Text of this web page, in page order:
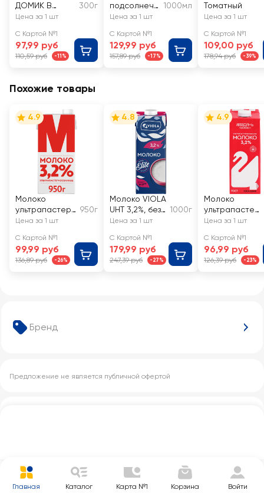
Бренд
Предложение не является публичной офертой
ДОМИК В
ДЕРЕВНЕ 20%,
300г
Цена за 1 шт
С Картой №1
97,99 руб
110,59 руб -11%
подсолнечн
ое ОЛЕЙНА
нное
дезодориро
ванное 1-й
1000мл
Цена за 1 шт
С Картой №1
129,99 руб
157,89 руб -17%
Томатный
Цена за 1 шт
С Картой №1
109,00 руб
178,94 руб -39%
Похожие товары
4.9
Молоко
ультрапастери
зованное М
950г
Цена за 1 шт
С Картой №1
99,99 руб
136,89 руб -26%
4.8
Молоко VIOLA
UHT 3,2%, без
змж
1000г
Цена за 1 шт
С Картой №1
179,99 руб
247,39 руб -27%
4.9
Молоко
ультрапастер
изованное
ОКО 3,2%, без
змж
Цена за 1 шт
С Картой №1
96,99 руб
126,39 руб -23%
Главная Каталог Карта №1 Корзина Войти